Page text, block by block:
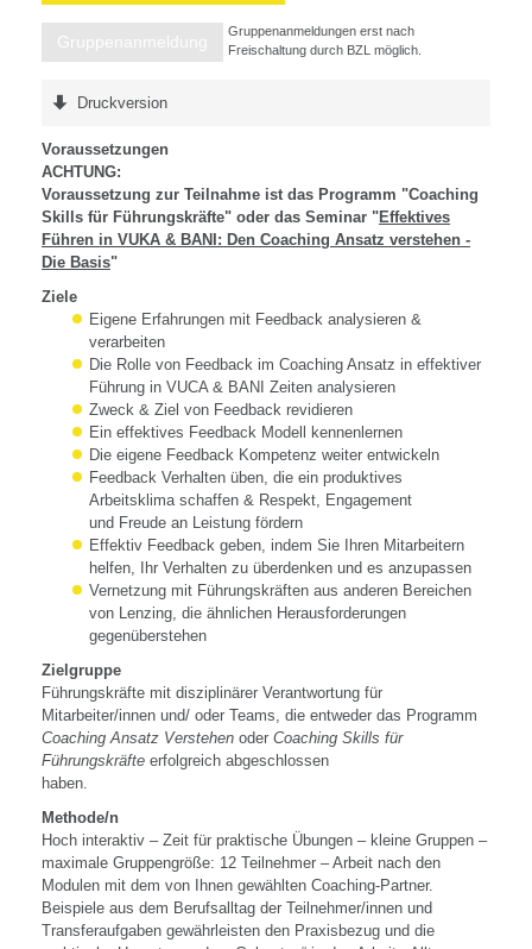
Gruppenanmeldung
Gruppenanmeldungen erst nach
Freischaltung durch BZL möglich.
Druckversion
Voraussetzungen
ACHTUNG:
Voraussetzung zur Teilnahme ist das Programm "Coaching
Skills für Führungskräfte" oder das Seminar "Effektives
Führen in VUKA & BANI: Den Coaching Ansatz verstehen -
Die Basis"
Ziele
Eigene Erfahrungen mit Feedback analysieren &
verarbeiten
Die Rolle von Feedback im Coaching Ansatz in effektiver
Führung in VUCA & BANI Zeiten analysieren
Zweck & Ziel von Feedback revidieren
Ein effektives Feedback Modell kennenlernen
Die eigene Feedback Kompetenz weiter entwickeln
Feedback Verhalten üben, die ein produktives
Arbeitsklima schaffen & Respekt, Engagement
und Freude an Leistung fördern
Effektiv Feedback geben, indem Sie Ihren Mitarbeitern
helfen, Ihr Verhalten zu überdenken und es anzupassen
Vernetzung mit Führungskräften aus anderen Bereichen
von Lenzing, die ähnlichen Herausforderungen
gegenüberstehen
Zielgruppe
Führungskräfte mit disziplinärer Verantwortung für
Mitarbeiter/innen und/ oder Teams, die entweder das Programm
Coaching Ansatz Verstehen oder Coaching Skills für
Führungskräfte erfolgreich abgeschlossen
haben.
Methode/n
Hoch interaktiv – Zeit für praktische Übungen – kleine Gruppen –
maximale Gruppengröße: 12 Teilnehmer – Arbeit nach den
Modulen mit dem von Ihnen gewählten Coaching-Partner.
Beispiele aus dem Berufsalltag der Teilnehmer/innen und
Transferaufgaben gewährleisten den Praxisbezug und die